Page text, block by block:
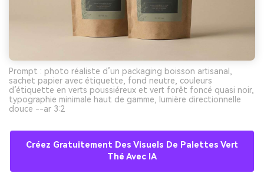
Prompt : photo réaliste d’un packaging boisson artisanal,
sachet papier avec étiquette, fond neutre, couleurs
d’étiquette en verts poussiéreux et vert forêt foncé quasi noir,
typographie minimale haut de gamme, lumière directionnelle
douce --ar 3:2
Créez Gratuitement Des Visuels De Palettes Vert
Thé Avec IA